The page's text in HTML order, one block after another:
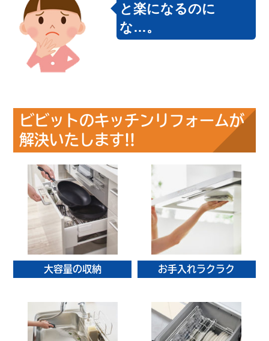
と楽になるのに
な…。
ビビットのキッチンリフォームが
解決いたします!!
大容量の収納 お手入れラクラク